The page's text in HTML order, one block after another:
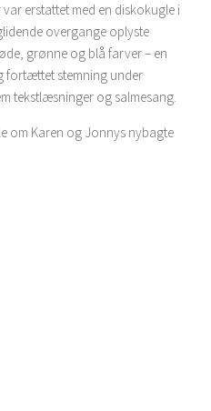
erstattet med en diskokugle i
overgange oplyste
grønne og blå farver – en
fortættet stemning under
tekstlæsninger og salmesang.
om Karen og Jonnys nybagte